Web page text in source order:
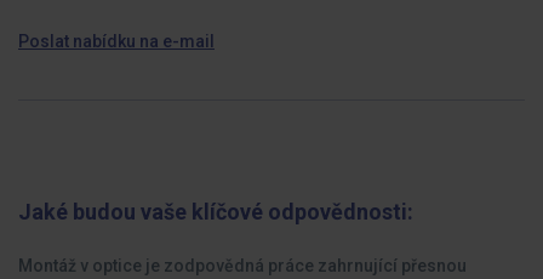
Poslat nabídku na e-mail
Jaké budou vaše klíčové odpovědnosti:
Montáž v optice je zodpovědná práce zahrnující přesnou